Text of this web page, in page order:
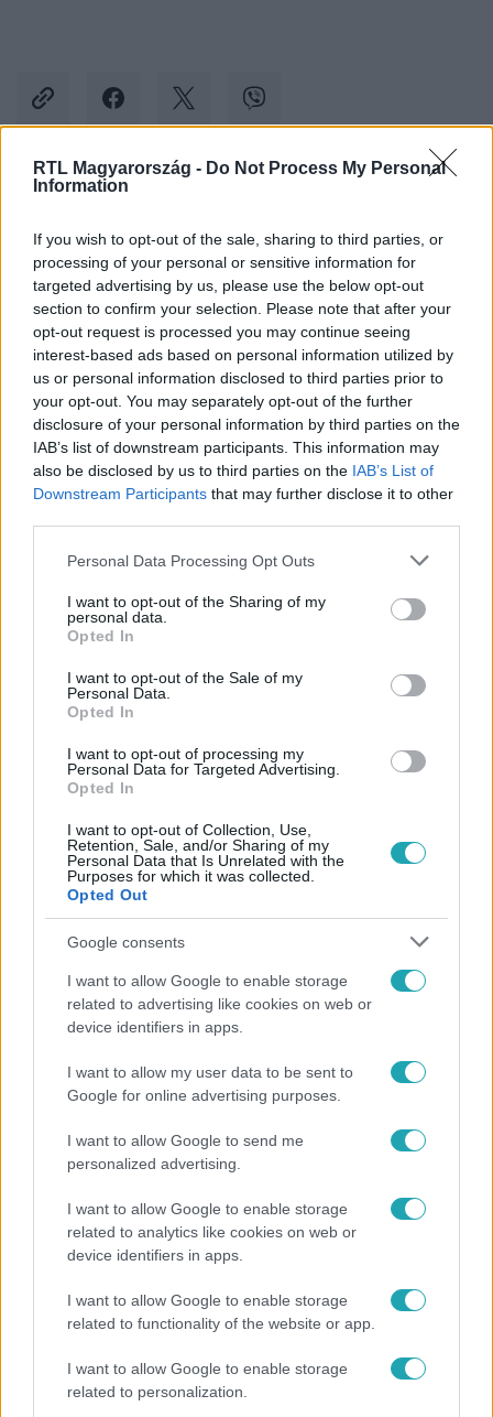
RTL Magyarország - Do Not Process My Personal
Information
If you wish to opt-out of the sale, sharing to third parties, or
processing of your personal or sensitive information for
targeted advertising by us, please use the below opt-out
section to confirm your selection. Please note that after your
opt-out request is processed you may continue seeing
interest-based ads based on personal information utilized by
us or personal information disclosed to third parties prior to
your opt-out. You may separately opt-out of the further
disclosure of your personal information by third parties on the
IAB’s list of downstream participants. This information may
also be disclosed by us to third parties on the IAB’s List of
Downstream Participants that may further disclose it to other
Please note that this website/app uses one or more Google
not limited to your visit or usage behaviour. You may click to
grant or deny consent to Google and its third-party tags to
use your data for below specified purposes in below Google
consent section.
Personal Data Processing Opt Outs
I want to opt-out of the Sharing of my
personal data.
Opted In
I want to opt-out of the Sale of my
Personal Data.
Opted In
I want to opt-out of processing my
Personal Data for Targeted Advertising.
Opted In
I want to opt-out of Collection, Use,
Retention, Sale, and/or Sharing of my
Personal Data that Is Unrelated with the
Purposes for which it was collected.
Opted Out
Google consents
I want to allow Google to enable storage
related to advertising like cookies on web or
device identifiers in apps.
I want to allow my user data to be sent to
Google for online advertising purposes.
I want to allow Google to send me
personalized advertising.
I want to allow Google to enable storage
related to analytics like cookies on web or
device identifiers in apps.
I want to allow Google to enable storage
related to functionality of the website or app.
I want to allow Google to enable storage
related to personalization.
Követem
#ÉLETMÓD #PELLER MARIANN
#TAVASZI SZÜNET 2025 #ERŐS ANTÓNIA
Népszerű
19 évesen nyert modellversenyt Heidi Klum –
szakértő elemzi a szupermodell évtizedes
átalakulását